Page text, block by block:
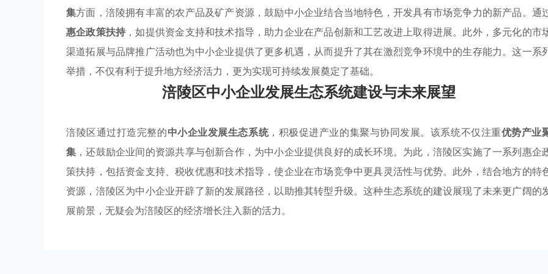
集方面，涪陵拥有丰富的农产品及矿产资源，鼓励中小企业结合当地特色，开发具有市场竞争力的新产品。通
惠企政策扶持 ，如提供资金支持和技术指导，助力企业在产品创新和工艺改进上取得进展。此外，多元化的市
渠道拓展与品牌推广活动也为中小企业提供了更多机遇，从而提升了其在激烈竞争环境中的生存能力。这一系
举措，不仅有利于提升地方经济活力，更为实现可持续发展奠定了基础。
涪陵区中小企业发展生态系统建设与未来展望
涪陵区通过打造完整的中小企业发展生态系统，积极促进产业的集聚与协同发展。该系统不仅注重优势产业
集 ，还鼓励企业间的资源共享与创新合作，为中小企业提供良好的成长环境。为此，涪陵区实施了一系列惠企
策扶持，包括资金支持、税收优惠和技术指导，使企业在市场竞争中更具灵活性与优势。此外，结合地方的特
资源，涪陵区为中小企业开辟了新的发展路径，以助推其转型升级。这种生态系统的建设展现了未来更广阔的
展前景，无疑会为涪陵区的经济增长注入新的活力。